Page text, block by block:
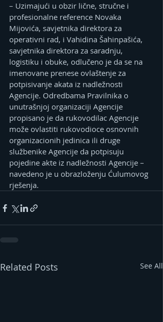
– Uzimajući u obzir lične, stručne i
profesionalne reference Novaka
Mijovića, savjetnika direktora za
operativni rad, i Vahidina Šahinpašića,
savjetnika direktora za saradnju,
logistiku i obuke, odlučeno je da se na
imenovane prenese ovlaštenje za
potpisivanje akata iz nadležnosti
Agencije. Odredbama Pravilnika o
unutrašnjoj organizaciji Agencije
propisano je da rukovodilac Agencije
može ovlastiti rukovodioce osnovnih
organizacionih jedinica ili druge
službenike Agencije da potpisuju
pojedine akte iz nadležnosti Agencije –
navedeno je u obrazloženju Ćulumovog
rješenja.
Related Posts See All